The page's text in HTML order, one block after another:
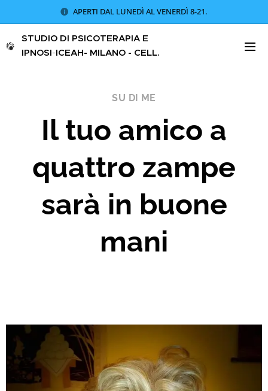
APERTI DAL LUNEDÌ AL VENERDÌ 8-21.
STUDIO DI PSICOTERAPIA E
IPNOSI-ICEAH- MILANO - CELL.
SU DI ME
Il tuo amico a
quattro zampe
sarà in buone
mani